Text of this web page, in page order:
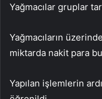
Yağmacılar gruplar
Yağmacıların
miktarda nakit para
Yapılan işlemlerin